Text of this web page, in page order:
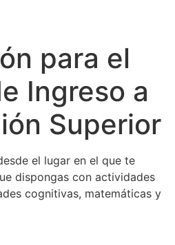
para el
Ingreso a
Superior
el lugar en el que te
dispongas con actividades
cognitivas, matemáticas y